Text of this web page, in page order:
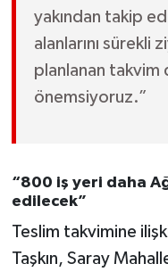
yakından takip
alanlarını sürekli
planlanan takvim
önemsiyoruz.”
“800 iş yeri daha
edilecek”
Teslim takvimine
Taşkın, Saray